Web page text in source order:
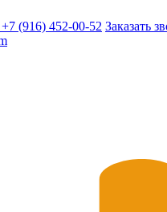
+7 (916) 452-00-52 Заказать